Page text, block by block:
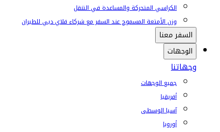
الكراسي المتحركة والمساعدة في التنقل
وزن الأمتعة المسموح عند السفر مع شركاء فلاي دبي للطيران
السفر معنا
الوجهات
وجهاتنا
جميع الوجهات
أفريقيا
آسيا الوسطى
أوروبا